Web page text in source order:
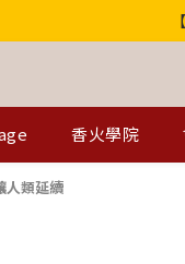
香火學院
人類延續